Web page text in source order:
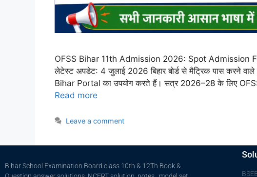
OFSS Bihar 11th Admission 2026: Spot Admission
लेटेस्ट अपडेट: 4 जुलाई 2026 बिहार बोर्ड से मैट्रिक पास करने वाले
Bihar Portal का उपयोग करते हैं। सत्र 2026–28 के लिए
Read more
Leave a comment
Bihar School Examination Board class 10th & 12Th Book &